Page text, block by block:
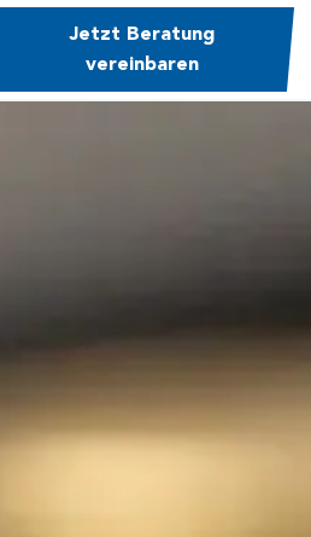
Jetzt Beratung
vereinbaren